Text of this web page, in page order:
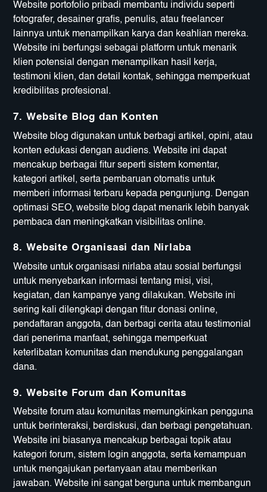
Website portofolio pribadi membantu individu seperti
fotografer, desainer grafis, penulis, atau freelancer
lainnya untuk menampilkan karya dan keahlian mereka.
Website ini berfungsi sebagai platform untuk menarik
klien potensial dengan menampilkan hasil kerja,
testimoni klien, dan detail kontak, sehingga memperkuat
kredibilitas profesional.
7. Website Blog dan Konten
Website blog digunakan untuk berbagi artikel, opini, atau
konten edukasi dengan audiens. Website ini dapat
mencakup berbagai fitur seperti sistem komentar,
kategori artikel, serta pembaruan otomatis untuk
memberi informasi terbaru kepada pengunjung. Dengan
optimasi SEO, website blog dapat menarik lebih banyak
pembaca dan meningkatkan visibilitas online.
8. Website Organisasi dan Nirlaba
Website untuk organisasi nirlaba atau sosial berfungsi
untuk menyebarkan informasi tentang misi, visi,
kegiatan, dan kampanye yang dilakukan. Website ini
sering kali dilengkapi dengan fitur donasi online,
pendaftaran anggota, dan berbagi cerita atau testimonial
dari penerima manfaat, sehingga memperkuat
keterlibatan komunitas dan mendukung penggalangan
dana.
9. Website Forum dan Komunitas
Website forum atau komunitas memungkinkan pengguna
untuk berinteraksi, berdiskusi, dan berbagi pengetahuan.
Website ini biasanya mencakup berbagai topik atau
kategori forum, sistem login anggota, serta kemampuan
untuk mengajukan pertanyaan atau memberikan
jawaban. Website ini sangat berguna untuk membangun